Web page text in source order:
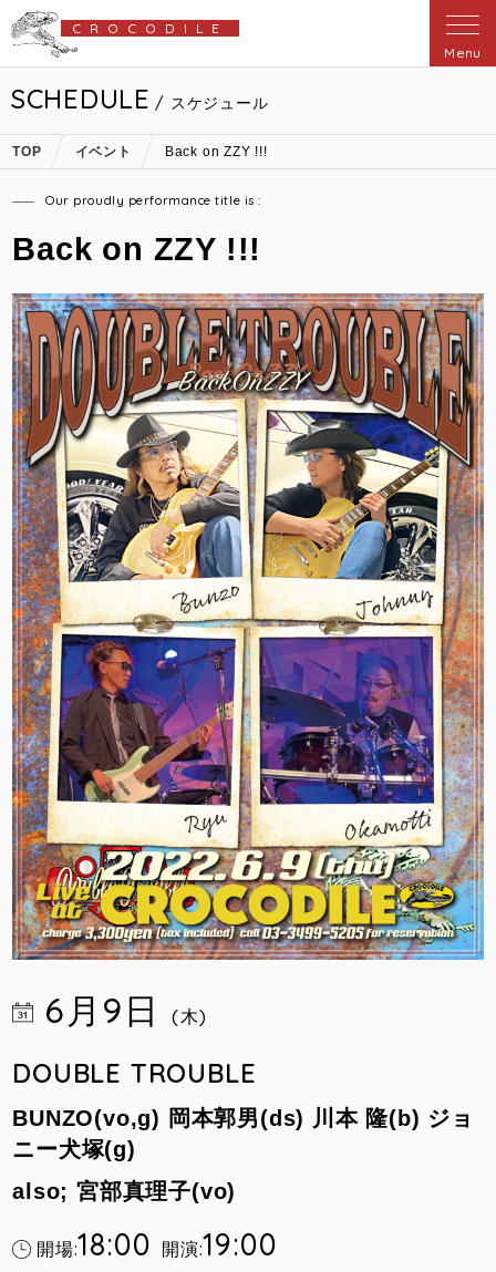
CROCODILE
Menu
SCHEDULE / スケジュール
TOP イベント Back on ZZY !!!
Our proudly performance title is :
Back on ZZY !!!
6月9日(木)
DOUBLE TROUBLE
BUNZO(vo,g) 岡本郭男(ds) 川本 隆(b) ジョ
ニー犬塚(g)
also; 宮部真理子(vo)
開場:18:00 開演:19:00